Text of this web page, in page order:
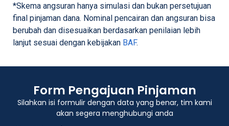
*Skema angsuran hanya simulasi dan bukan persetujuan
final pinjaman dana. Nominal pencairan dan angsuran bisa
berubah dan disesuaikan berdasarkan penilaian lebih
lanjut sesuai dengan kebijakan BAF.
Form Pengajuan Pinjaman
Silahkan isi formulir dengan data yang benar, tim kami
akan segera menghubungi anda